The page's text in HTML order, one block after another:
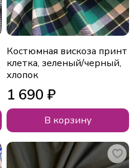
Костюмная вискоза принт
клетка, зеленый/черный,
хлопок
1 690 ₽
В корзину